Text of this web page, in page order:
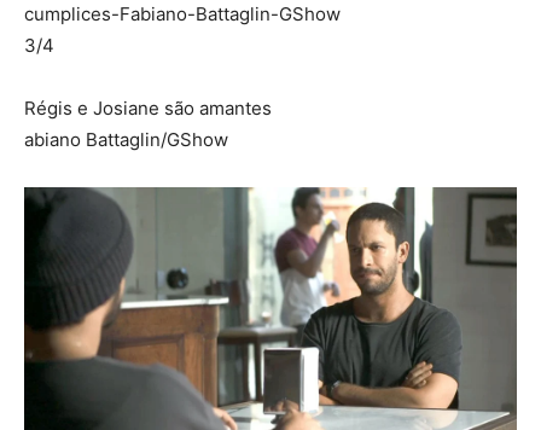
cumplices-Fabiano-Battaglin-GShow
3/4
Régis e Josiane são amantes
abiano Battaglin/GShow